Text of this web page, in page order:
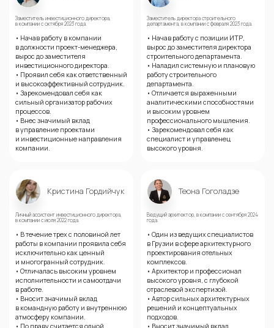
Заместитель инвестиционного директора,
в компании с октября 2023 года.
• Начав работу в компании
в должности проект-менеджера,
вырос до заместителя
инвестиционного директора.
• Проявил себя как ответственный
и высокоэффективный сотрудник.
• Зарекомендовал себя как
сильный организатор рабочих
процессов.
• Внес значимый вклад
в управление проектами
и инвестиционные направления
компании.
Заместитель директора строительного
департамента, в компании с февраля 2023 года.
• Начав работу с позиции ИТР,
вырос до заместителя директора
строительного департамента.
• Наладил системную и плановую
работу строительного
департамента.
• Отличается выраженными
аналитическими способностями
и высоким уровнем
профессионального мышления.
• Зарекомендовал себя как
специалист и управленец
высокого уровня.
Кристина Гордийчук
Личный ассистент инвестиционного директора,
в компании с июля 2022 года.
• В течение трех с половиной лет
работы в компании проявила себя
исключительно как ценный
и многогранный сотрудник.
• Отличалась высоким уровнем
исполнительности и самоотдачи
в работе.
• Вносит значимый вклад
в командную работу и внутреннюю
атмосферу компании.
• По праву считается одной
Теона Гоголадзе
Ведущий архитектор, в компании с сентября 2024
года.
• Один из ведущих специалистов
в Грузии в сфере архитектурного
проектирования отельных
комплексов.
• Архитектор и профессионал
высокого уровня, с глубокой
отраслевой экспертизой.
• Автор сильных архитектурных
решений и концептуальных
подходов.
• Вносит значимый вклад